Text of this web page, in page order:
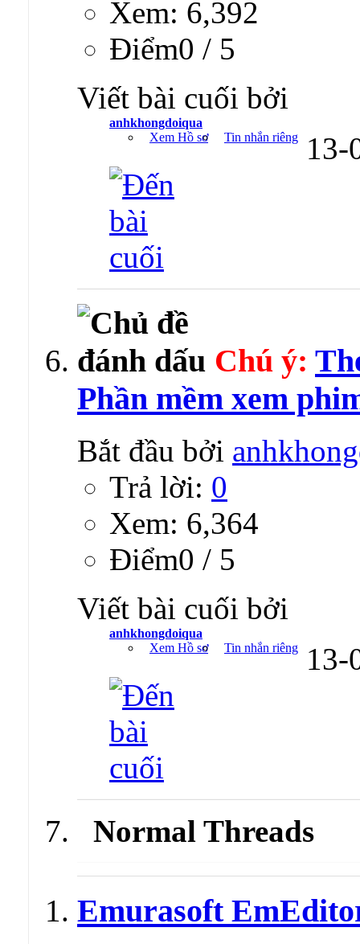
Xem: 6,392
Ðiểm0 / 5
Viết bài cuối bởi
anhkhongdoiqua
Xem Hồ sơ
Tin nhắn riêng
Chú ý:
Phần mềm xem
Bắt đầu bởi
Trả lời: 0
Xem: 6,364
Ðiểm0 / 5
Viết bài cuối bởi
anhkhongdoiqua
Xem Hồ sơ
Tin nhắn riêng
Normal Threads
Emurasoft